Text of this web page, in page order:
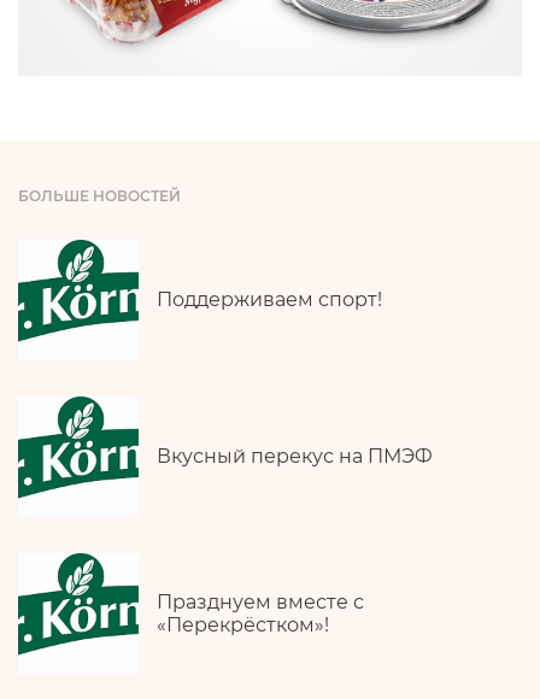
БОЛЬШЕ НОВОСТЕЙ
Поддерживаем спорт!
Вкусный перекус на ПМЭФ
Празднуем вместе с
«Перекрёстком»!